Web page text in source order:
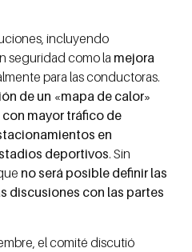
incluyendo
seguridad como la mejora
para las conductoras.
de un «mapa de calor»
mayor tráfico de
en
deportivos. Sin
no será posible definir las
discusiones con las partes
el comité discutió